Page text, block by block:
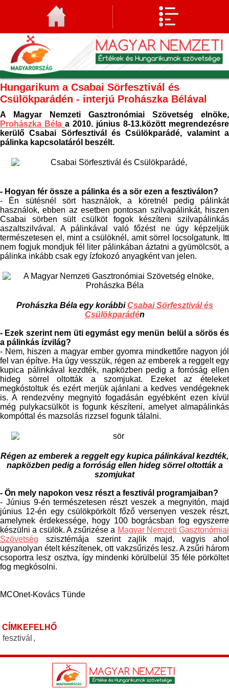
Hungarikum a Csabai Sörfesztivál és
Csülökparádén - interjú Prohászka Bélával
A Magyar Nemzeti Gasztronómiai Szövetség elnöke,
Prohászka Béla a 2010. június 8-13.között megrendezésre
kerülő Csabai Sörfesztivál és Csülökparádé, valamint a
pálinka kapcsolatáról beszélt.
- Hogyan fér össze a pálinka és a sör ezen a fesztiválon?
- Én sütésnél sört használok, a köretnél pedig pálinkát
használok, ebben az esetben pontosan szilvapálinkát, hiszen
Csabai sörben sült csülköt fogok készíteni szilvapálinkás
aszaltszilvával. A pálinkával való főzést ne úgy képzeljük
természetesen el, mint a csülöknél, amit sörrel locsolgatunk. Itt
nem fogjuk mondjuk fél liter pálinkában áztatni a gyümölcsöt, a
pálinka inkább csak egy ízfokozó anyagként van jelen.
Prohászka Béla egy korábbiCsabai Sörfesztivál és
Csülökparádén
- Ezek szerint nem üti egymást egy menün belül a sörös és
a pálinkás ízvilág?
- Nem, hiszen a magyar ember gyomra mindkettőre nagyon jól
fel van építve. Ha úgy vesszük, régen az emberek a reggelt egy
kupica pálinkával kezdték, napközben pedig a forróság ellen
hideg sörrel oltották a szomjukat. Ezeket az ételeket
megkóstoltuk és ezért merjük ajánlani a kedves vendégeknek
is. A rendezvény megnyitó fogadásán egyébként ezen kívül
még pulykacsülköt is fogunk készíteni, amelyet almapálinkás
kompóttal és mazsolás rizzsel fogunk tálalni.
Régen az emberek a reggelt egy kupica pálinkával kezdték,
napközben pedig a forróság ellen hideg sörrel oltották a
szomjukat
- Ön mely napokon vesz részt a fesztivál programjaiban?
- Június 9-én természetesen részt veszek a megnyitón, majd
június 12-én egy csülökpörkölt főző versenyen veszek részt,
amelynek érdekessége, hogy 100 bográcsban fog egyszerre
készülni a csülök. A zsűrizése a Magyar Nemzeti Gasztonómiai
Szövetség szisztémája szerint zajlik majd, vagyis ahol
ugyanolyan ételt készítenek, ott vakzsűrizés lesz. A zsűri három
csoportra lesz osztva, így mindenki körülbelül 35 féle pörköltet
fog megkósolni.
MCOnet-Kovács Tünde
CÍMKEFELHŐ
fesztivál ,